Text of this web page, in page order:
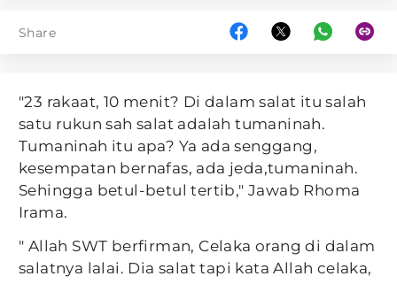
Share
"23 rakaat, 10 menit? Di dalam salat itu salah
satu rukun sah salat adalah tumaninah.
Tumaninah itu apa? Ya ada senggang,
kesempatan bernafas, ada jeda,tumaninah.
Sehingga betul-betul tertib," Jawab Rhoma
Irama.
" Allah SWT berfirman, Celaka orang di dalam
salatnya lalai. Dia salat tapi kata Allah celaka,